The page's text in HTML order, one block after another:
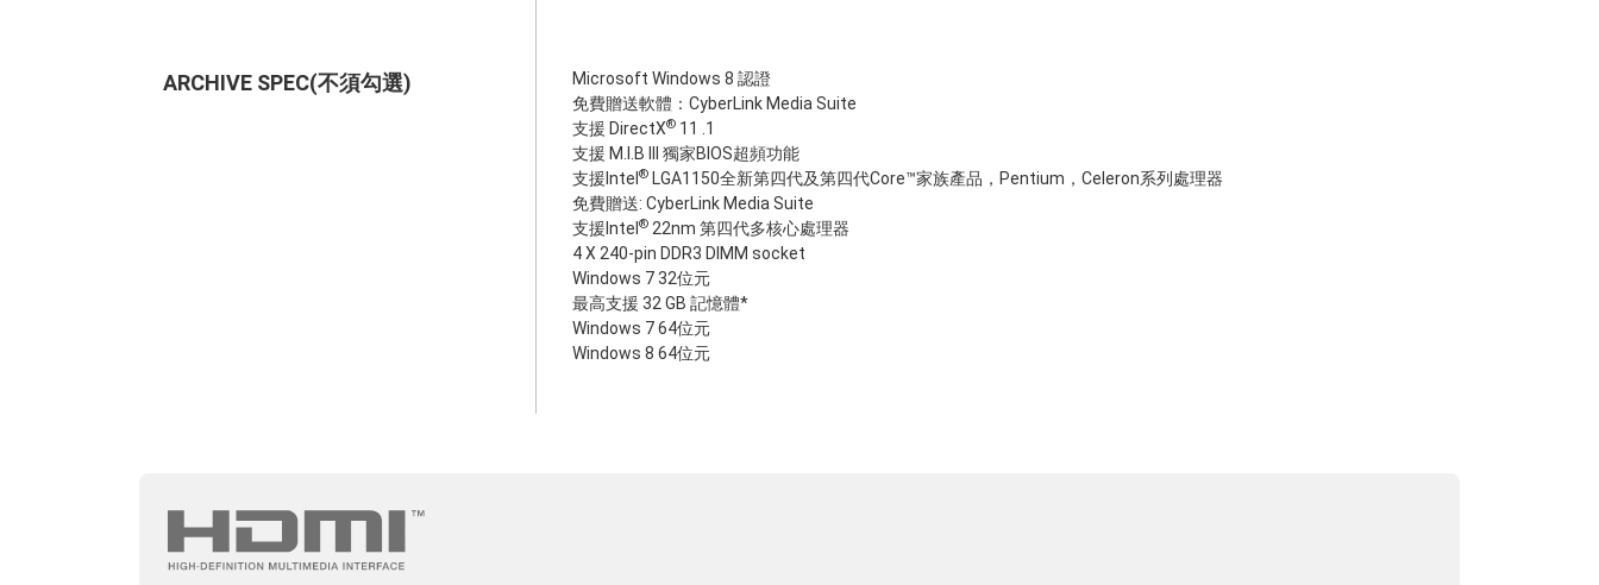
ARCHIVE SPEC(不須勾選)
Microsoft Windows 8 認證
免費贈送軟體：CyberLink Media Suite
支援 DirectX® 11 .1
支援 M.I.B III 獨家BIOS超頻功能
支援Intel ® LGA1150全新第四代及第四代Core™家族產品，Pentium，Celeron系列處理器
免費贈送: CyberLink Media Suite
支援Intel ® 22nm 第四代多核心處理器
4 X 240-pin DDR3 DIMM socket
Windows 7 32位元
最高支援 32 GB 記憶體*
Windows 7 64位元
Windows 8 64位元